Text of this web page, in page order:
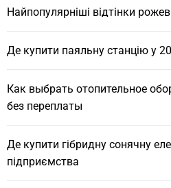
Найпопулярніші відтінки
Де купити паяльну станцію у
Как выбрать отопительное
без переплаты
Де купити гібридну сонячну
підприємства